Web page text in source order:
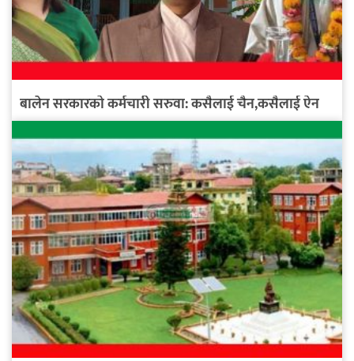
बालेन सरकारको कर्मचारी सरुवा: कसैलाई चैन,कसैलाई ऐन